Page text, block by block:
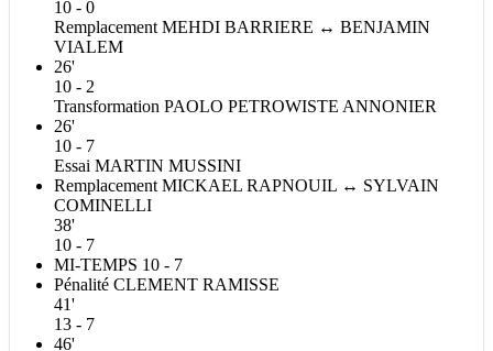
10 - 0
Remplacement MEHDI BARRIERE ↔ BENJAMIN
VIALEM
26'
10 - 2
Transformation PAOLO PETROWISTE ANNONIER
26'
10 - 7
Essai MARTIN MUSSINI
Remplacement MICKAEL RAPNOUIL ↔ SYLVAIN
COMINELLI
38'
10 - 7
MI-TEMPS 10 - 7
Pénalité CLEMENT RAMISSE
41'
13 - 7
46'